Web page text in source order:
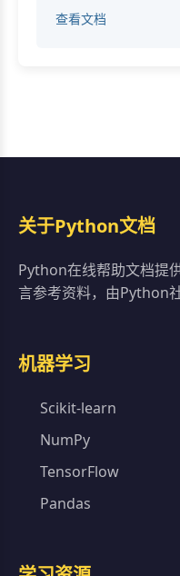
查看文档
关于Python文档
Python在线帮助文档提
言参考资料，由Python
机器学习
Scikit-learn
NumPy
TensorFlow
Pandas